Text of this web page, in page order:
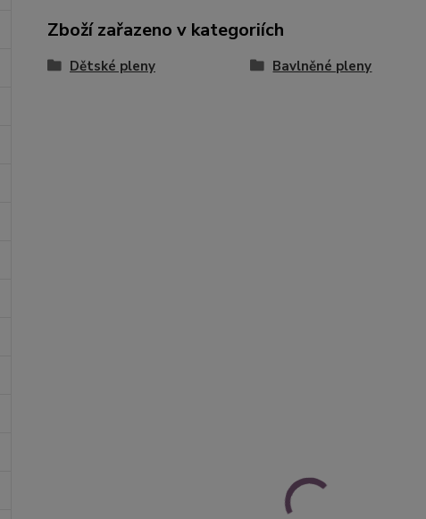
Zboží zařazeno v kategoriích
Dětské pleny Bavlněné pleny